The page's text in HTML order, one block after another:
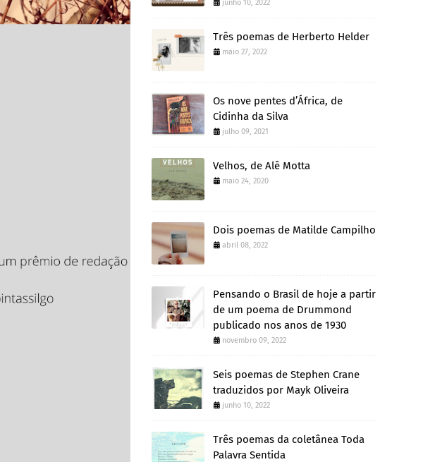
junho 10, 2022
Três poemas de Herberto Helder
maio 27, 2022
Os nove pentes d’África, de
Cidinha da Silva
julho 09, 2021
Velhos, de Alê Motta
maio 24, 2020
Dois poemas de Matilde Campilho
abril 08, 2022
Pensando o Brasil de hoje a partir
de um poema de Drummond
publicado nos anos de 1930
novembro 09, 2022
Seis poemas de Stephen Crane
traduzidos por Mayk Oliveira
junho 10, 2022
Três poemas da coletânea Toda
Palavra Sentida